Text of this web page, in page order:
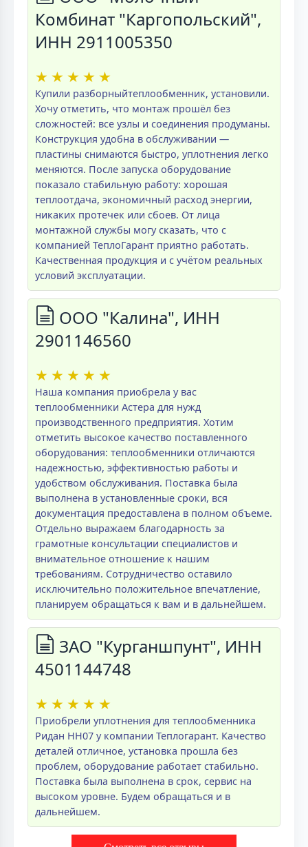
Комбинат "Каргопольский",
ИНН 2911005350
★ ★ ★ ★ ★
Купили разборныйтеплообменник, установили.
Хочу отметить, что монтаж прошёл без
сложностей: все узлы и соединения продуманы.
Конструкция удобна в обслуживании —
пластины снимаются быстро, уплотнения легко
меняются. После запуска оборудование
показало стабильную работу: хорошая
теплоотдача, экономичный расход энергии,
никаких протечек или сбоев. От лица
монтажной службы могу сказать, что с
компанией ТеплоГарант приятно работать.
Качественная продукция и с учётом реальных
условий эксплуатации.
ООО "Калина", ИНН
2901146560
★ ★ ★ ★ ★
Наша компания приобрела у вас
теплообменники Астера для нужд
производственного предприятия. Хотим
отметить высокое качество поставленного
оборудования: теплообменники отличаются
надежностью, эффективностью работы и
удобством обслуживания. Поставка была
выполнена в установленные сроки, вся
документация предоставлена в полном объеме.
Отдельно выражаем благодарность за
грамотные консультации специалистов и
внимательное отношение к нашим
требованиям. Сотрудничество оставило
исключительно положительное впечатление,
планируем обращаться к вам и в дальнейшем.
ЗАО "Курганшпунт", ИНН
4501144748
★ ★ ★ ★ ★
Приобрели уплотнения для теплообменника
Ридан НН07 у компании Теплогарант. Качество
деталей отличное, установка прошла без
проблем, оборудование работает стабильно.
Поставка была выполнена в срок, сервис на
высоком уровне. Будем обращаться и в
дальнейшем.